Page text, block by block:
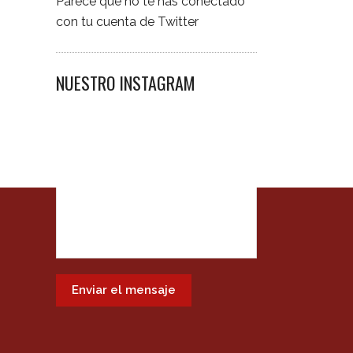
con tu cuenta de Twitter
NUESTRO INSTAGRAM